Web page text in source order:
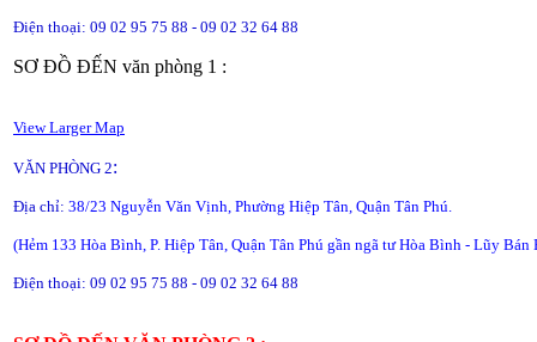
Điện thoại: 09 02 95 75 88 - 09 02 32 64 88
SƠ ĐỒ ĐẾN văn phòng 1 :
View Larger Map
VĂN PHÒNG 2:
Địa chỉ: 38/23 Nguyễn Văn Vịnh, Phường Hiệp Tân, Quận Tân Phú.
(Hẻm 133 Hòa Bình, P. Hiệp Tân, Quận Tân Phú gần ngã tư Hòa Bình - Lũy Bán
Điện thoại: 09 02 95 75 88 - 09 02 32 64 88